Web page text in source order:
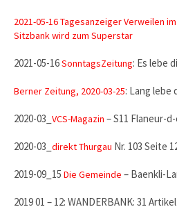
2021-05-16 Tagesanzeiger Verweilen
Sitzbank wird zum Superstar
2021-05-16SonntagsZeitung: Es lebe
Berner Zeitung, 2020-03-25: Lang lebe
2020-03_VCS-Magazin – S11 Flaneur-
2020-03_direkt Thurgau Nr. 103 Seite
2019-09_15 Die Gemeinde – Baenkli-
2019 01 – 12: WANDERBANK: 31